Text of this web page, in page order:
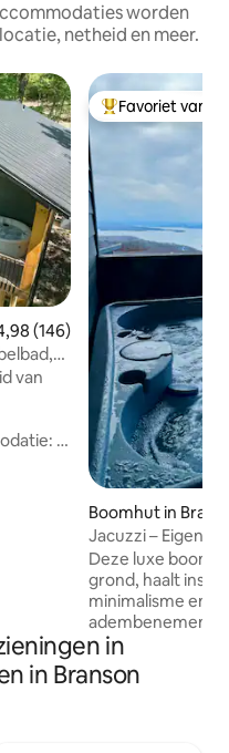
worden
netheid en meer.
beoordeling van
(146)
van
•
aarde
Topfavoriet van
Favoriet van
Boomhut in
Jacuzzi – Eigen
met uitzicht op
Deze luxe
grond, haalt
minimalisme en
adembenemend
Lake. Ontsnap aan het gewone en
rekruteer je
het exclusieve
in
in Branson